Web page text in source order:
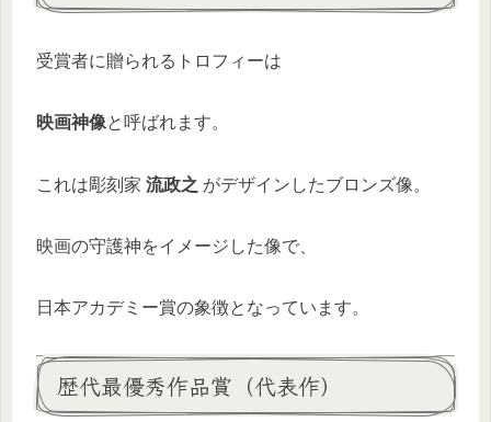
受賞者に贈られるトロフィーは
映画神像と呼ばれます。
これは彫刻家 流政之 がデザインしたブロンズ像。
映画の守護神をイメージした像で、
日本アカデミー賞の象徴となっています。
歴代最優秀作品賞（代表作）